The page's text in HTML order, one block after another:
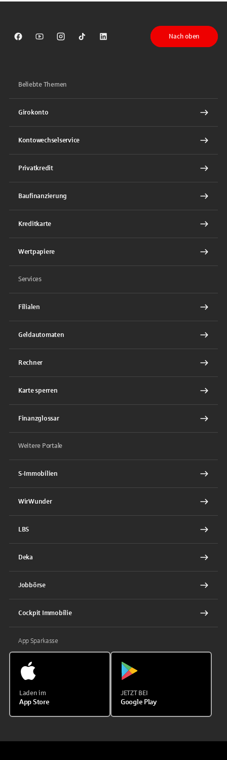
Sparkasse auf Facebook
Sparkasse auf Youtube
Sparkasse auf Instagram
Sparkasse auf TikTok
Sparkasse auf LinkedIn
Nach oben
Beliebte Themen
Girokonto
Kontowechselservice
Privatkredit
Baufinanzierung
Kreditkarte
Wertpapiere
Services
Filialen
Geldautomaten
Rechner
Karte sperren
Finanzglossar
Weitere Portale
S-Immobilien
WirWunder
LBS
Deka
Jobbörse
Cockpit Immobilie
App Sparkasse
Laden im
App Store
JETZT BEI
Google Play